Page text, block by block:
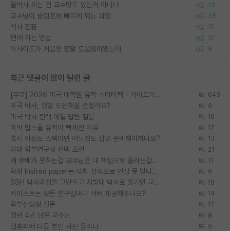
물박사 되는 건 교수탓도 있는거 아니냐 28
교수님이 슬럼프에 빠지게 되는 과정 38
석사 전환 10
편애 하는 방법 12
이사이트가 처음엔 정말 도움많이됐는데 8
최근 댓글이 많이 달린 글
[무료] 2026 미국 대학원 유학 스타터팩 - 가이드북 & 합격자 컨택메일 템플릿 643
미국 박사, 정말 도전해볼 만할까요? 9
미국 박사 컨택 메일 답변 질문 10
미박 탑스쿨 유학이 빡세진 이유 17
혹시 이정도 스펙이면 어느정도 잡고 준비해야하나요? 13
타대 학부연구생 컨택 조언 21
왜 후배가 못하는걸 교수님은 내 책임으로 돌리는걸까요? 11
학회 Invited paper는 딱히 실적으로 인정 못 받나요? 8
SSH 박사과정을 그만두고 지방대 박사로 옮기면 교수의 꿈은 끝일까요? 19
카이스트는 모든 연구실마다 서버 제공해주나요? 14
학부신입생 질문 12
정년 4년 남은 교수님 8
랩홈피에 다들 본인 사진 올리냐 9